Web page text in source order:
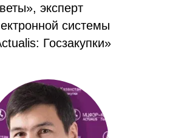
эксперт
системы
Госзакупки»